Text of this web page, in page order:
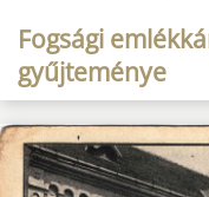
Fogsági
gyűjteménye